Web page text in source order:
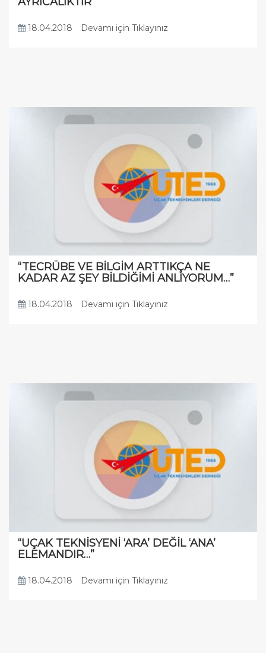
18.04.2018 Devamı için Tıklayınız
“TECRÜBE VE BİLGİM ARTTIKÇA NE
KADAR AZ ŞEY BİLDİĞİMİ ANLIYORUM…”
18.04.2018 Devamı için Tıklayınız
“UÇAK TEKNİSYENİ ‘ARA’ DEĞİL ‘ANA’
ELEMANDIR…”
18.04.2018 Devamı için Tıklayınız